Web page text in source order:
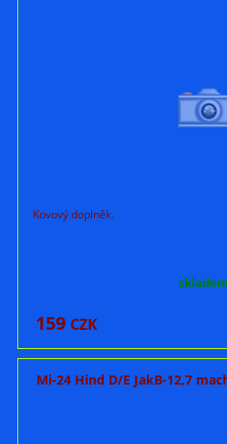
Kovový doplněk.
skladem
159 CZK
Mi-24 Hind D/E JakB-12,7